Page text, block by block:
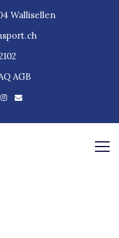
Wallisellen
AGB